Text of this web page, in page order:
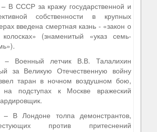
В СССР за кражу государственной и
собственности в крупных
введена смертная казнь - «закон о
колосках» (знаменитый «указ семь-
– Военный летчик В.В. Талалихин
за Великую Отечественную войну
таран в ночном воздушном бою,
на подступах к Москве вражеский
В Лондоне толпа демонстрантов,
против притеснений